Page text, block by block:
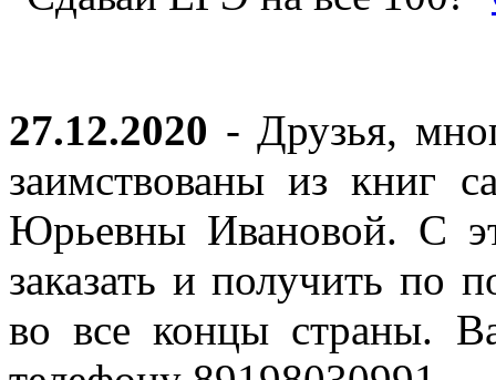
27.12.2020 - Друзья,
заимствованы из книг
Юрьевны Ивановой. С
заказать и получить по
во все концы страны.